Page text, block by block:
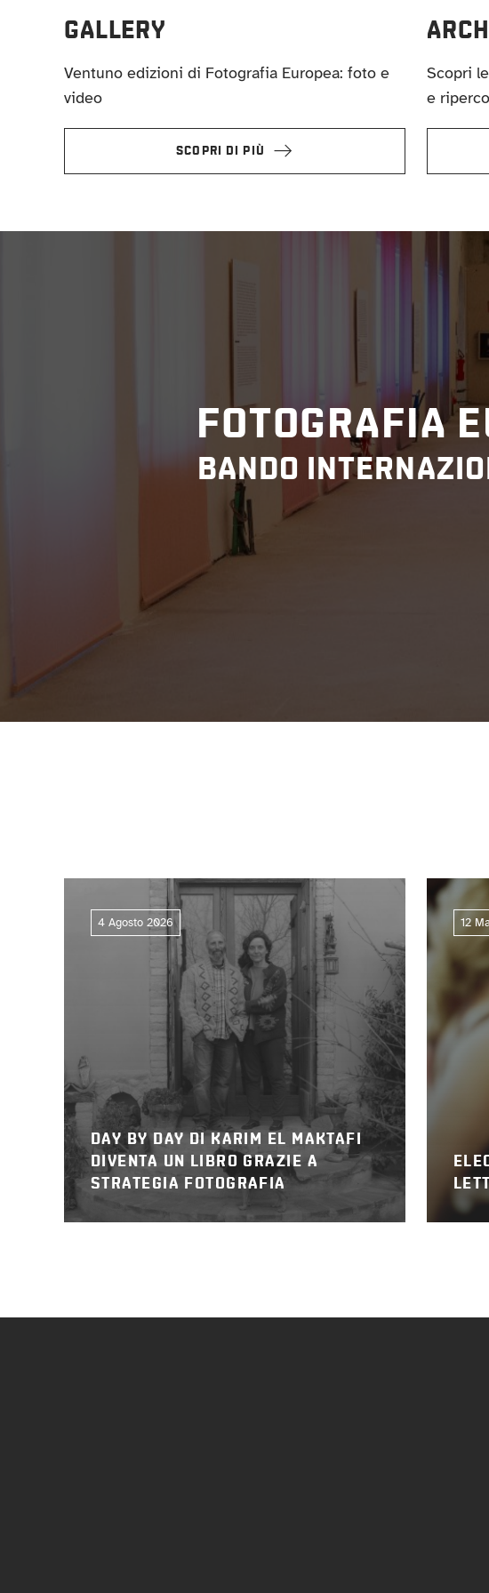
GALLERY
Ventuno edizioni di Fotografia Europea: foto e
video
SCOPRI DI PIÙ
Scopri
e
FOTOGRAFIA
BANDO
4 Agosto 2026
DAY BY DAY DI KARIM EL MAKTAFI
DIVENTA UN LIBRO GRAZIE A
STRATEGIA FOTOGRAFIA
12